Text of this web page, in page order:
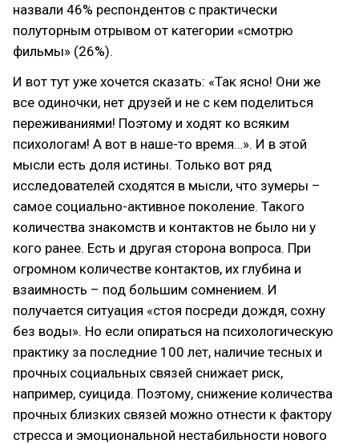
назвали 46% респондентов с практически
полуторным отрывом от категории «смотрю
фильмы» (26%).
И вот тут уже хочется сказать: «Так ясно! Они же
все одиночки, нет друзей и не с кем поделиться
переживаниями! Поэтому и ходят ко всяким
психологам! А вот в наше-то время…». И в этой
мысли есть доля истины. Только вот ряд
исследователей сходятся в мысли, что зумеры –
самое социально-активное поколение. Такого
количества знакомств и контактов не было ни у
кого ранее. Есть и другая сторона вопроса. При
огромном количестве контактов, их глубина и
взаимность – под большим сомнением. И
получается ситуация «стоя посреди дождя, сохну
без воды». Но если опираться на психологическую
практику за последние 100 лет, наличие тесных и
прочных социальных связей снижает риск,
например, суицида. Поэтому, снижение количества
прочных близких связей можно отнести к фактору
стресса и эмоциональной нестабильности нового